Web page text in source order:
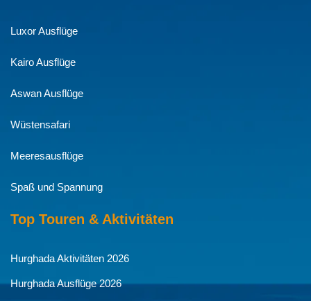
Luxor Ausflüge
Kairo Ausflüge
Aswan Ausflüge
Wüstensafari
Meeresausflüge
Spaß und Spannung
Top Touren & Aktivitäten
Hurghada Aktivitäten 2026
Hurghada Ausflüge 2026